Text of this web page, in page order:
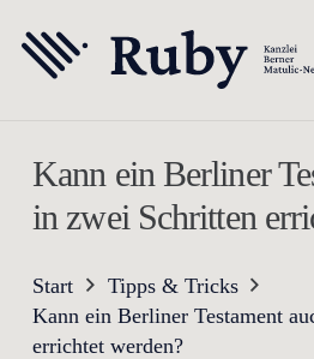
Kann ein Berliner
in zwei Schritten
Start
Tipps & Tricks
Kann ein Berliner Testament
errichtet werden?